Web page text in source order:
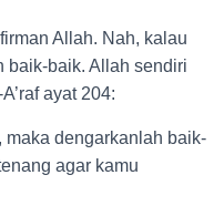
Allah. Nah, kalau
baik-baik. Allah sendiri
ayat 204:
maka dengarkanlah baik-
agar kamu